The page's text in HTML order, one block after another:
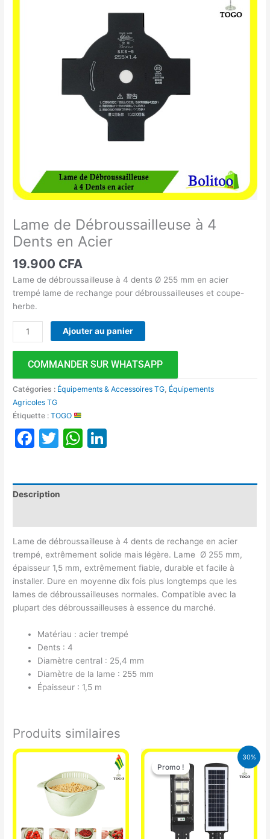
Lame de Débroussailleuse à 4
Dents en Acier
19.900 CFA
Lame de débroussailleuse à 4 dents Ø 255 mm en acier
trempé lame de rechange pour débroussailleuses et coupe-
herbe.
Ajouter au panier
COMMANDER SUR WHATSAPP
Catégories : Équipements & Accessoires TG Équipements
Agricoles TG
Étiquette :TOGO
Facebook
TwitterWhatsApp
Description
Lame de débroussailleuse à 4 dents de rechange en acier
trempé, extrêmement solide mais légère. Lame Ø 255 mm,
épaisseur 1,5 mm, extrêmement fiable, durable et facile à
installer. Dure en moyenne dix fois plus longtemps que les
lames de débroussailleuses normales. Compatible avec la
plupart des débroussailleuses à essence du marché.
Matériau : acier trempé
Dents : 4
Diamètre central : 25,4 mm
Diamètre de la lame : 255 mm
Épaisseur : 1,5 m
Produits similaires
30%
Promo !
Promo !
Le
prix
initial
était :
50.000 CFA.
Le
prix
actuel
est :
35.000